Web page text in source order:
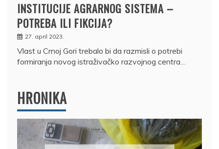
INSTITUCIJE AGRARNOG SISTEMA –
POTREBA ILI FIKCIJA?
27. april 2023.
Vlast u Crnoj Gori trebalo bi da razmisli o potrebi
formiranja novog istraživačko razvojnog centra…
HRONIKA